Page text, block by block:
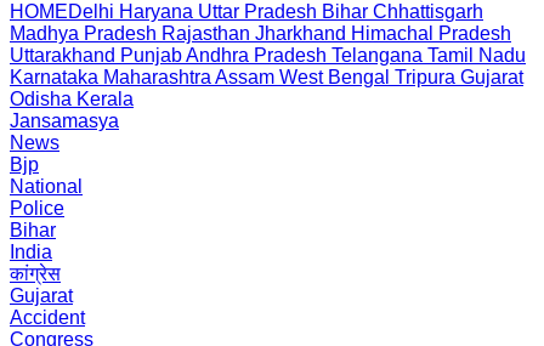
HOMEDelhi Haryana Uttar Pradesh Bihar Chhattisgarh
Madhya Pradesh Rajasthan Jharkhand Himachal Pradesh
Uttarakhand PunjabAndhra Pradesh Telangana Tamil Nadu
Karnataka Maharashtra Assam West Bengal Tripura Gujarat
Odisha Kerala
Jansamasya
News
Bjp
National
Police
Bihar
India
कांग्रेस
Gujarat
Accident
Congress